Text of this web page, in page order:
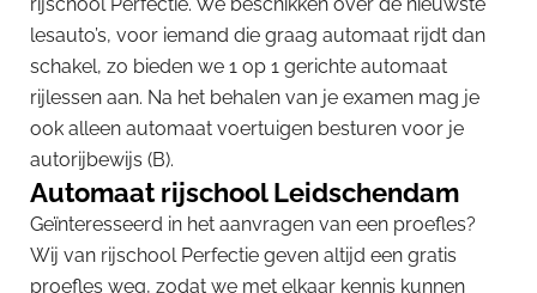
lesauto’s, voor iemand die graag automaat rijdt dan
schakel, zo bieden we 1 op 1 gerichte automaat
rijlessen aan. Na het behalen van je examen mag je
ook alleen automaat voertuigen besturen voor je
autorijbewijs (B).
Automaat rijschool Leidschendam
Geïnteresseerd in het aanvragen van een proefles?
Wij van rijschool Perfectie geven altijd een gratis
proefles weg, zodat we met elkaar kennis kunnen